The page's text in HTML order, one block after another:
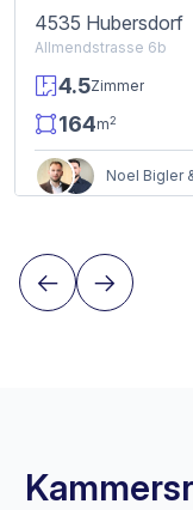
4535 Hubersdorf
Allmendstrasse 6b
4.5Zimmer
164m2
Noel Bigler